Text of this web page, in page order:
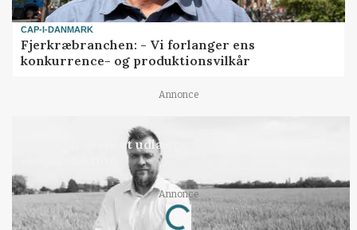
CAP-I-DANMARK
Fjerkræbranchen: - Vi forlanger ens
konkurrence- og produktionsvilkår
Annonce
Det er en uskik at udlægge et røgslør om
Annonce
Loading...